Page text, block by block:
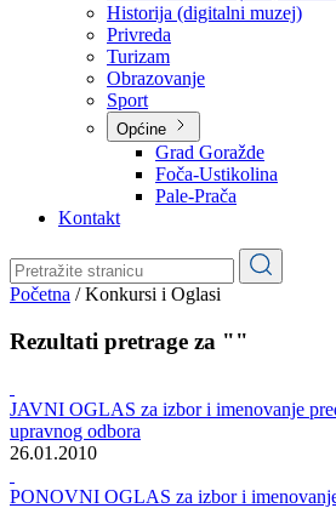
O kantonu
O kantonu
Simboli kantona (Grb, zastava)
Historija (digitalni muzej)
Privreda
Turizam
Obrazovanje
Općine
Pale-Prača
Kontakt
Konkursi i Oglasi
Rezultati pretrage za ""